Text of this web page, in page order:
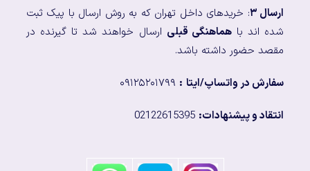
ارسال ۳
: خریدهای داخل تهران که به روش ارسال با پیک ثبت
شده اند باهماهنگی قبلی ارسال خواهند شد تا گیرنده در
مقصد حضور داشته باشد.
سفارش در واتساپ/ایتا :
انتقاد و پیشنهادات: